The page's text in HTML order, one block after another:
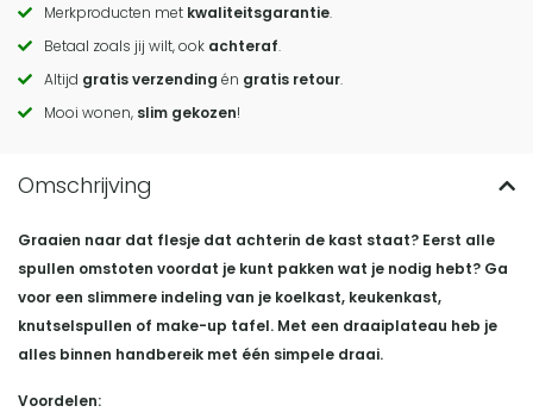
Call
to
actions
Merkproducten met kwaliteitsgarantie.
Betaal zoals jij wilt, ook achteraf.
Altijd gratis verzending én gratis retour.
Mooi wonen, slim gekozen!
Graaien naar dat flesje dat achterin de kast staat? Eerst alle
spullen omstoten voordat je kunt pakken wat je nodig hebt? Ga
voor een slimmere indeling van je koelkast, keukenkast,
knutselspullen of make-up tafel. Met een draaiplateau heb je
alles binnen handbereik met één simpele draai.
Voordelen: